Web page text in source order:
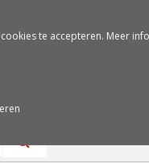
te accepteren. Meer